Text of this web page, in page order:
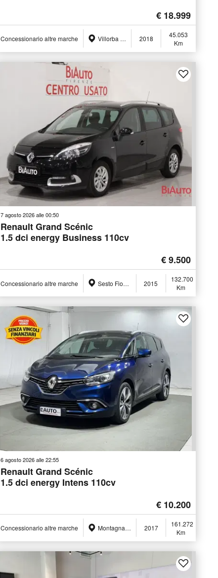
€ 18.999
Concessionario altre marche Villorba (TV) 2018
45.053
Km
7 agosto 2026 alle 00:50
Renault Grand Scénic
1.5 dci energy Business 110cv
€ 9.500
Concessionario altre marche Sesto Fiorentino (FI) 2015
132.700
Km
6 agosto 2026 alle 22:55
Renault Grand Scénic
1.5 dci energy Intens 110cv
€ 10.200
Concessionario altre marche Montagna in Valtellina (SO) 2017
161.272
Km